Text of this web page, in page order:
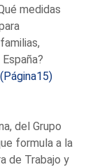
medidas
(Página15)
del Grupo
formula a la
de Trabajo y